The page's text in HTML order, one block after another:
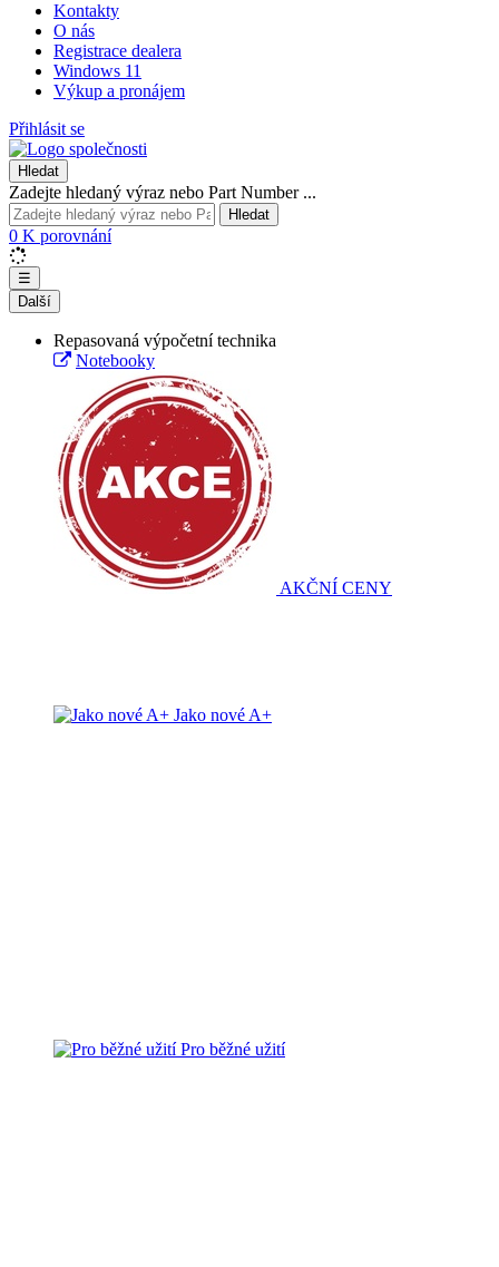
Kontakty
O nás
Registrace dealera
Windows 11
Výkup a pronájem
Přihlásit se
Hledat
Zadejte hledaný výraz nebo Part Number ...
Hledat
0 K porovnání
☰
Další
Repasovaná výpočetní technika
Notebooky
AKČNÍ CENY
Jako nové A+
Pro běžné užití